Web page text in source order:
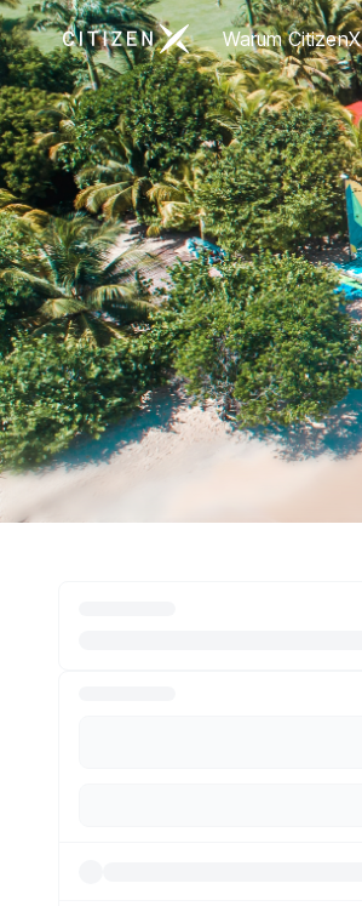
Zur Startseite von CitizenXWarum CitizenX